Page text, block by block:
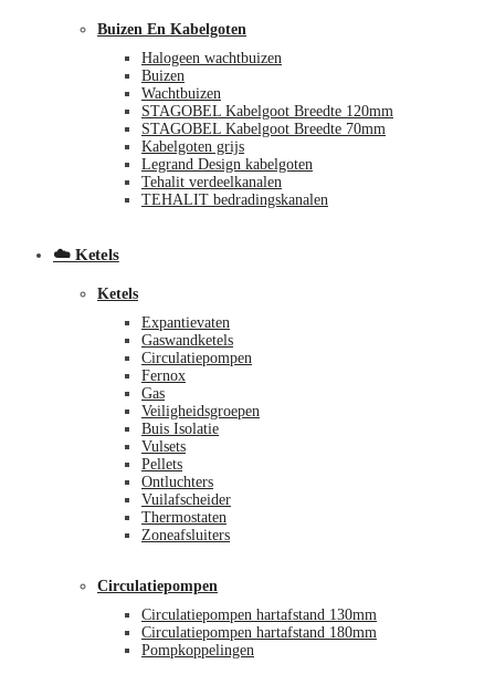
Buizen En Kabelgoten
Halogeen wachtbuizen
Buizen
Wachtbuizen
STAGOBEL Kabelgoot Breedte 120mm
STAGOBEL Kabelgoot Breedte 70mm
Kabelgoten grijs
Legrand Design kabelgoten
Tehalit verdeelkanalen
TEHALIT bedradingskanalen
☁️ Ketels
Ketels
Expantievaten
Gaswandketels
Circulatiepompen
Fernox
Gas
Veiligheidsgroepen
Buis Isolatie
Vulsets
Pellets
Ontluchters
Vuilafscheider
Thermostaten
Zoneafsluiters
Circulatiepompen
Circulatiepompen hartafstand 130mm
Circulatiepompen hartafstand 180mm
Pompkoppelingen